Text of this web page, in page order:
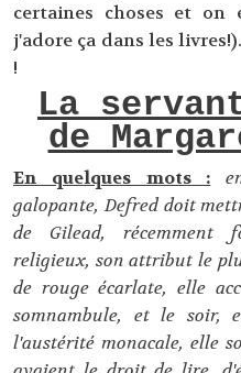
certaines choses et
j'adore ça dans les
!
La
de
En quelques mots :
galopante, Defred doit
de Gilead, récemment
religieux, son attribut le
de rouge écarlate, elle
somnambule, et le soir,
l'austérité monacale, elle